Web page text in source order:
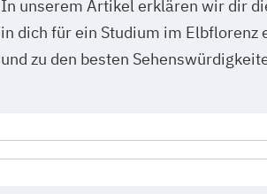
In unserem Artikel erklären wir dir
in dich für ein Studium im Elbflorenz
und zu den besten